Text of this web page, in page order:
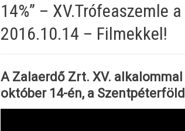
14%” – XV.Trófeaszemle
2016.10.14 – Filmekkel!
A Zalaerdő Zrt. XV.
október 14-én, a